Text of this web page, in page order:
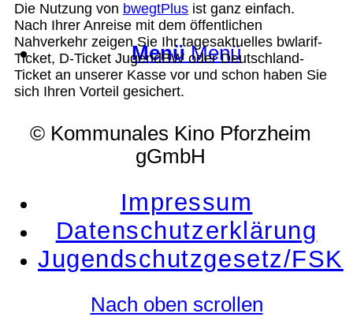
Menü Menü
Die Nutzung von bwegtPlus ist ganz einfach.
Nach Ihrer Anreise mit dem öffentlichen
Nahverkehr zeigen Sie Ihr tagesaktuelles bwlarif-
Ticket, D-Ticket JugendBW oder Deutschland-
Ticket an unserer Kasse vor und schon haben Sie
sich Ihren Vorteil gesichert.
© Kommunales Kino Pforzheim
gGmbH
Impressum
Datenschutzerklärung
Jugendschutzgesetz/FSK
Nach oben scrollen